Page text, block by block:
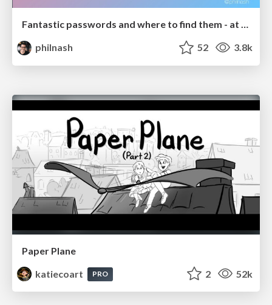
Fantastic passwords and where to find them - at NoRuKo
philnash
52 3.8k
Paper Plane
katiecoart
PRO 2 52k